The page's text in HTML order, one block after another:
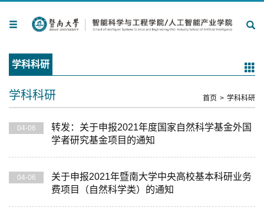
学科科研
学科科研 首页 > 学科科研
04-06
转发：关于申报2021年度国家自然科学基金外国
学者研究基金项目的通知
04-06
关于申报2021年暨南大学中央高校基本科研业务
费项目（自然科学类）的通知